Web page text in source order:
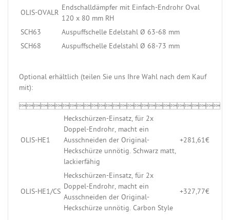
OLIS-OVALR
Endschalldämpfer mit Einfach-Endrohr Oval
120 x 80 mm RH
SCH63
Auspuffschelle Edelstahl Ø 63-68 mm
SCH68
Auspuffschelle Edelstahl Ø 68-73 mm
Optional erhältlich (teilen Sie uns Ihre Wahl nach dem Kauf
mit):

OLIS-HE1
Heckschürzen-Einsatz, für 2x
Doppel-Endrohr, macht ein
Ausschneiden der Original-
Heckschürze unnötig. Schwarz matt,
lackierfähig
+281,61€
OLIS-HE1/CS
Heckschürzen-Einsatz, für 2x
Doppel-Endrohr, macht ein
Ausschneiden der Original-
Heckschürze unnötig. Carbon Style
+327,77€